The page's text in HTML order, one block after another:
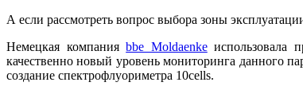
А если рассмотреть вопрос выбора зоны
Немецкая компанияbbe Moldaenkeиспользовала
качественно новый уровень мониторинга данного
создание спектрофлуориметра 10cells.